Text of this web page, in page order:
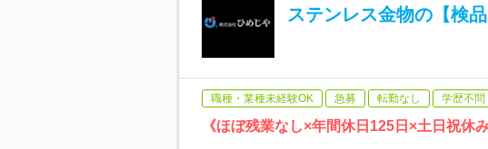
ステンレス金物の【検
職種・業種未経験OK 急募 転勤なし 学歴不問
《ほぼ残業なし×年間休日125日×土日祝休